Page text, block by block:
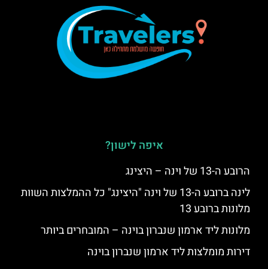
איפה לישון?
הרובע ה-13 של וינה – היצינג
לינה ברובע ה-13 של וינה "היצינג" כל ההמלצות השוות
מלונות ברובע 13
מלונות ליד ארמון שנברון בוינה – המובחרים ביותר
דירות מומלצות ליד ארמון שנברון בוינה